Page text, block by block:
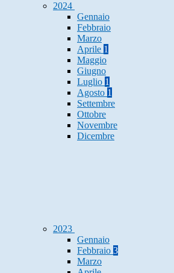
2024
Gennaio
Febbraio
Marzo
Aprile 1
Maggio
Giugno
Luglio 1
Agosto 1
Settembre
Ottobre
Novembre
Dicembre
2023
Gennaio
Febbraio 3
Marzo